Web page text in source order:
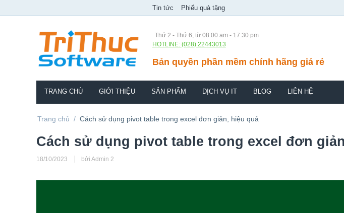
Tin tức Phiếu quà tặng
Thứ 2 - Thứ 6, từ 08:00 am - 17:30 pm
HOTLINE: (028) 22443013
Bản quyền phần mềm chính hãng giá rẻ
TRANG CHỦ GIỚI THIỆU SẢN PHẨM DỊCH VỤ IT BLOG LIÊN HỆ
Trang chủ / Cách sử dụng pivot table trong excel đơn giản, hiệu quả
Cách sử dụng pivot table trong excel đơn
18/10/2023 bởi Admin 2